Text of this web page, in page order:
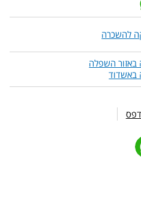
להשכרה
באזור השפלה
באשדוד